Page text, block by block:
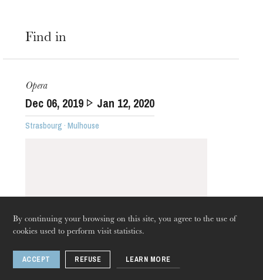
By continuing your browsing on this site, you agree to the use of
cookies used to perform visit statistics.
ACCEPT REFUSE LEARN MORE
The OnR with you
Find in
Opera
Dec 06, 2019 Jan 12, 2020
Strasbourg · Mulhouse